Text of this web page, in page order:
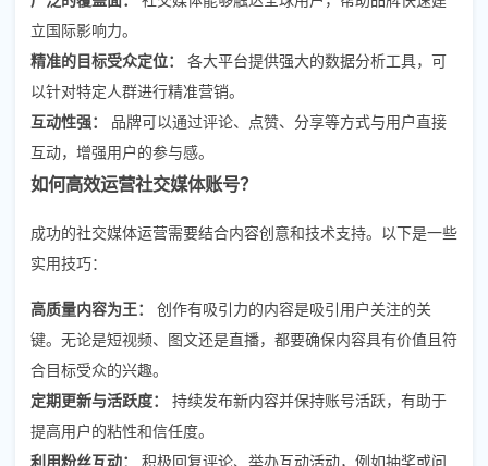
立国际影响力。
精准的目标受众定位：
各大平台提供强大的数据分析工具，可
以针对特定人群进行精准营销。
互动性强：
品牌可以通过评论、点赞、分享等方式与用户直接
互动，增强用户的参与感。
如何高效运营社交媒体账号？
成功的社交媒体运营需要结合内容创意和技术支持。以下是一些
实用技巧：
高质量内容为王：
创作有吸引力的内容是吸引用户关注的关
键。无论是短视频、图文还是直播，都要确保内容具有价值且符
合目标受众的兴趣。
定期更新与活跃度：
持续发布新内容并保持账号活跃，有助于
提高用户的粘性和信任度。
利用粉丝互动：
积极回复评论、举办互动活动，例如抽奖或问